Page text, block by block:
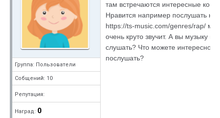
Группа: Пользователи
Собщений: 10
Репутация:
Наград: 0
там встречаются интересные
Нравится например послушать
https://ts-music.com/genres/rap/
очень круто звучит. А вы музыку
слушать? Что можете интересное
послушать?